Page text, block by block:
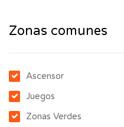
Zonas comunes
Ascensor
Juegos
Zonas Verdes